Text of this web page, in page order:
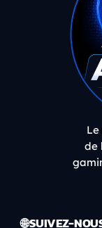
de
🌐 SUIVEZ-